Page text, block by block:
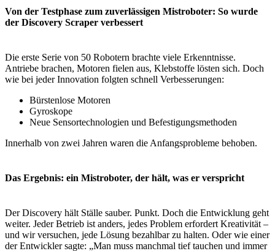
Von der Testphase zum zuverlässigen Mistroboter: So wurde
der Discovery Scraper verbessert
Die erste Serie von 50 Robotern brachte viele Erkenntnisse.
Antriebe brachen, Motoren fielen aus, Klebstoffe lösten sich. Doch
wie bei jeder Innovation folgten schnell Verbesserungen:
Bürstenlose Motoren
Gyroskope
Neue Sensortechnologien und Befestigungsmethoden
Innerhalb von zwei Jahren waren die Anfangsprobleme behoben.
Das Ergebnis: ein Mistroboter, der hält, was er verspricht
Der Discovery hält Ställe sauber. Punkt. Doch die Entwicklung geht
weiter. Jeder Betrieb ist anders, jedes Problem erfordert Kreativität –
und wir versuchen, jede Lösung bezahlbar zu halten. Oder wie einer
der Entwickler sagte: „Man muss manchmal tief tauchen und immer